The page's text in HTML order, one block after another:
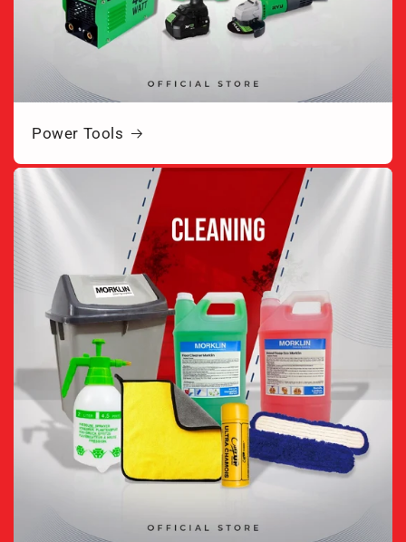
Power Tools